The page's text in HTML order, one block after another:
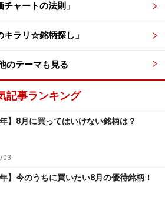
ャートの法則」
キラリ☆銘柄探し」
のテーマも見る
記事ランキング
年】8月に買ってはいけない銘柄は？
03
年】今のうちに買いたい8月の優待銘柄！